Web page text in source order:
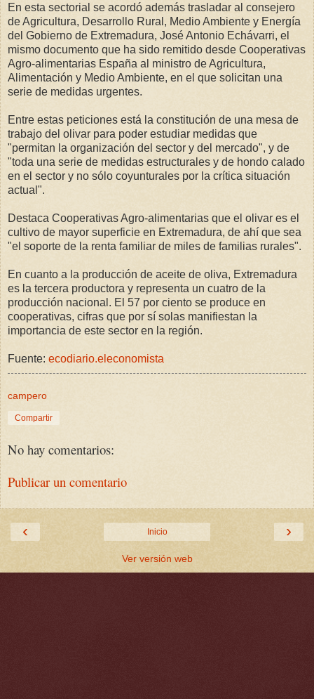
En esta sectorial se acordó además trasladar al consejero
de Agricultura, Desarrollo Rural, Medio Ambiente y Energía
del Gobierno de Extremadura, José Antonio Echávarri, el
mismo documento que ha sido remitido desde Cooperativas
Agro-alimentarias España al ministro de Agricultura,
Alimentación y Medio Ambiente, en el que solicitan una
serie de medidas urgentes.
Entre estas peticiones está la constitución de una mesa de
trabajo del olivar para poder estudiar medidas que
"permitan la organización del sector y del mercado", y de
"toda una serie de medidas estructurales y de hondo calado
en el sector y no sólo coyunturales por la crítica situación
actual".
Destaca Cooperativas Agro-alimentarias que el olivar es el
cultivo de mayor superficie en Extremadura, de ahí que sea
"el soporte de la renta familiar de miles de familias rurales".
En cuanto a la producción de aceite de oliva, Extremadura
es la tercera productora y representa un cuatro de la
producción nacional. El 57 por ciento se produce en
cooperativas, cifras que por sí solas manifiestan la
importancia de este sector en la región.
Fuente: ecodiario.eleconomista
campero
Compartir
No hay comentarios:
Publicar un comentario
‹ ›
Inicio
Ver versión web